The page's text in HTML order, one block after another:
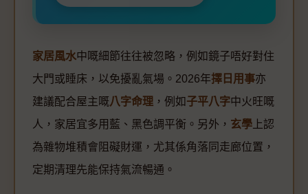
家居風水中嘅細節往往被忽略，例如鏡子唔好對住
大門或睡床，以免擾亂氣場。2026年擇日用事亦
建議配合屋主嘅八字命理 ，例如 子平八字中火旺嘅
人，家居宜多用藍、黑色調平衡。另外， 玄學 上認
為雜物堆積會阻礙財運，尤其係角落同走廊位置，
定期清理先能保持氣流暢通。